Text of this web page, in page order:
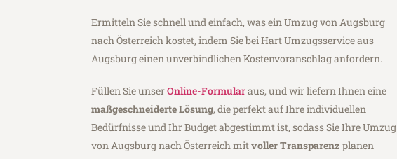
Ermitteln Sie schnell und einfach, was ein Umzug von Augsburg
nach Österreich kostet, indem Sie bei Hart Umzugsservice aus
Augsburg einen unverbindlichen Kostenvoranschlag anfordern.
Füllen Sie unserOnline-Formularaus, und wir liefern Ihnen eine
maßgeschneiderte Lösung, die perfekt auf Ihre individuellen
Bedürfnisse und Ihr Budget abgestimmt ist, sodass Sie Ihre Umzug
von Augsburg nach Österreich mitvoller Transparenz planen